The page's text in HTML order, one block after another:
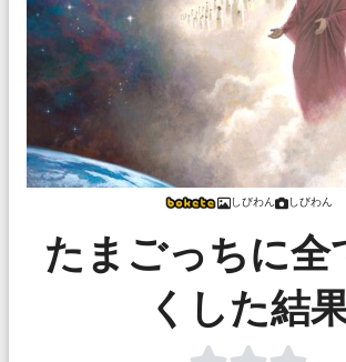
しびわん しびわん
たまごっちに全
くした結